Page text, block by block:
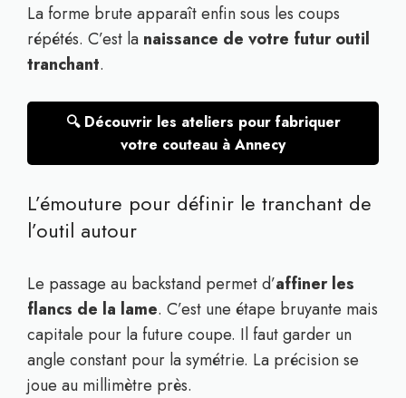
La forme brute apparaît enfin sous les coups
répétés. C’est la naissance de votre futur outil
tranchant.
🔍 Découvrir les ateliers pour fabriquer
votre couteau à Annecy
L’émouture pour définir le tranchant de
l’outil autour
Le passage au backstand permet d’affiner les
flancs de la lame. C’est une étape bruyante mais
capitale pour la future coupe. Il faut garder un
angle constant pour la symétrie. La précision se
joue au millimètre près.